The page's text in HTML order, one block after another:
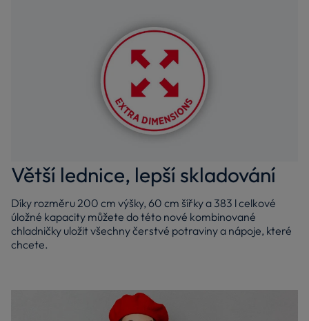
Větší lednice, lepší skladování
Díky rozměru 200 cm výšky, 60 cm šířky a 383 l celkové
úložné kapacity můžete do této nové kombinované
chladničky uložit všechny čerstvé potraviny a nápoje, které
chcete.